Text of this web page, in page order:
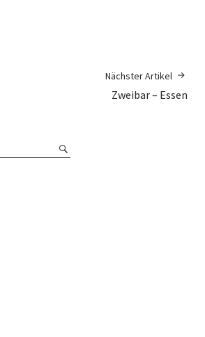
Nächster Artikel
Zweibar – Essen